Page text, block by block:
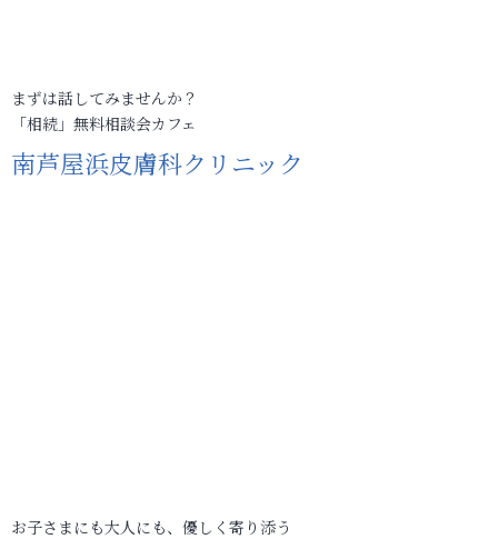
まずは話してみませんか？
「相続」無料相談会カフェ
南芦屋浜皮膚科クリニック
お子さまにも大人にも、優しく寄り添う